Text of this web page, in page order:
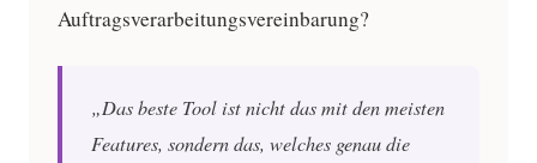
Auftragsverarbeitungsvereinbarung?
„Das beste Tool ist nicht das mit den meisten
Features, sondern das, welches genau die